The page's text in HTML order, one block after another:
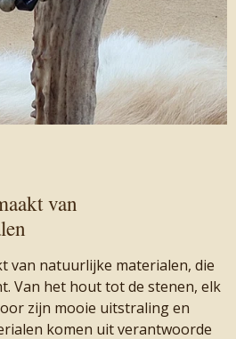
van
van natuurlijke materialen, die
Van het hout tot de stenen, elk
zijn mooie uitstraling en
komen uit verantwoorde